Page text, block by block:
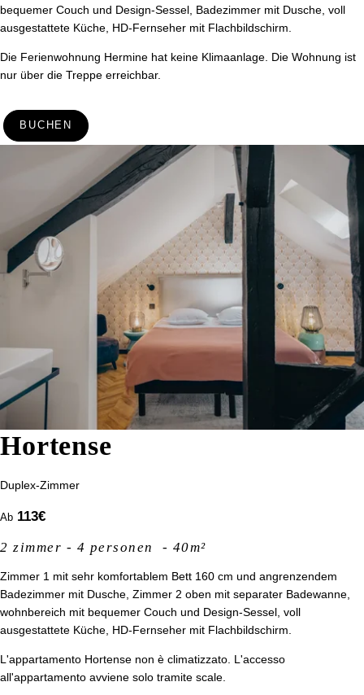
bequemer Couch und Design-Sessel, Badezimmer mit Dusche, voll
ausgestattete Küche, HD-Fernseher mit Flachbildschirm.
Die Ferienwohnung Hermine hat keine Klimaanlage. Die Wohnung ist
nur über die Treppe erreichbar.
BUCHEN
Hortense
Duplex-Zimmer
Ab 113€
2 zimmer - 4 personen - 40m²
Zimmer 1 mit sehr komfortablem Bett 160 cm und angrenzendem
Badezimmer mit Dusche, Zimmer 2 oben mit separater Badewanne,
wohnbereich mit bequemer Couch und Design-Sessel, voll
ausgestattete Küche, HD-Fernseher mit Flachbildschirm.
L'appartamento Hortense non è climatizzato. L'accesso
all'appartamento avviene solo tramite scale.
Home
Wohnungen
Dienstleistungen
Angebote
CSR-Verpflichtungen
Fotos
Kontakt & Anreise
Rekrutierung
Name*:
Vorname :
Telefon
Datum der Ankunft :
Startdatum :
E-Mail :
Nachricht*:
BESTÄTIGEN